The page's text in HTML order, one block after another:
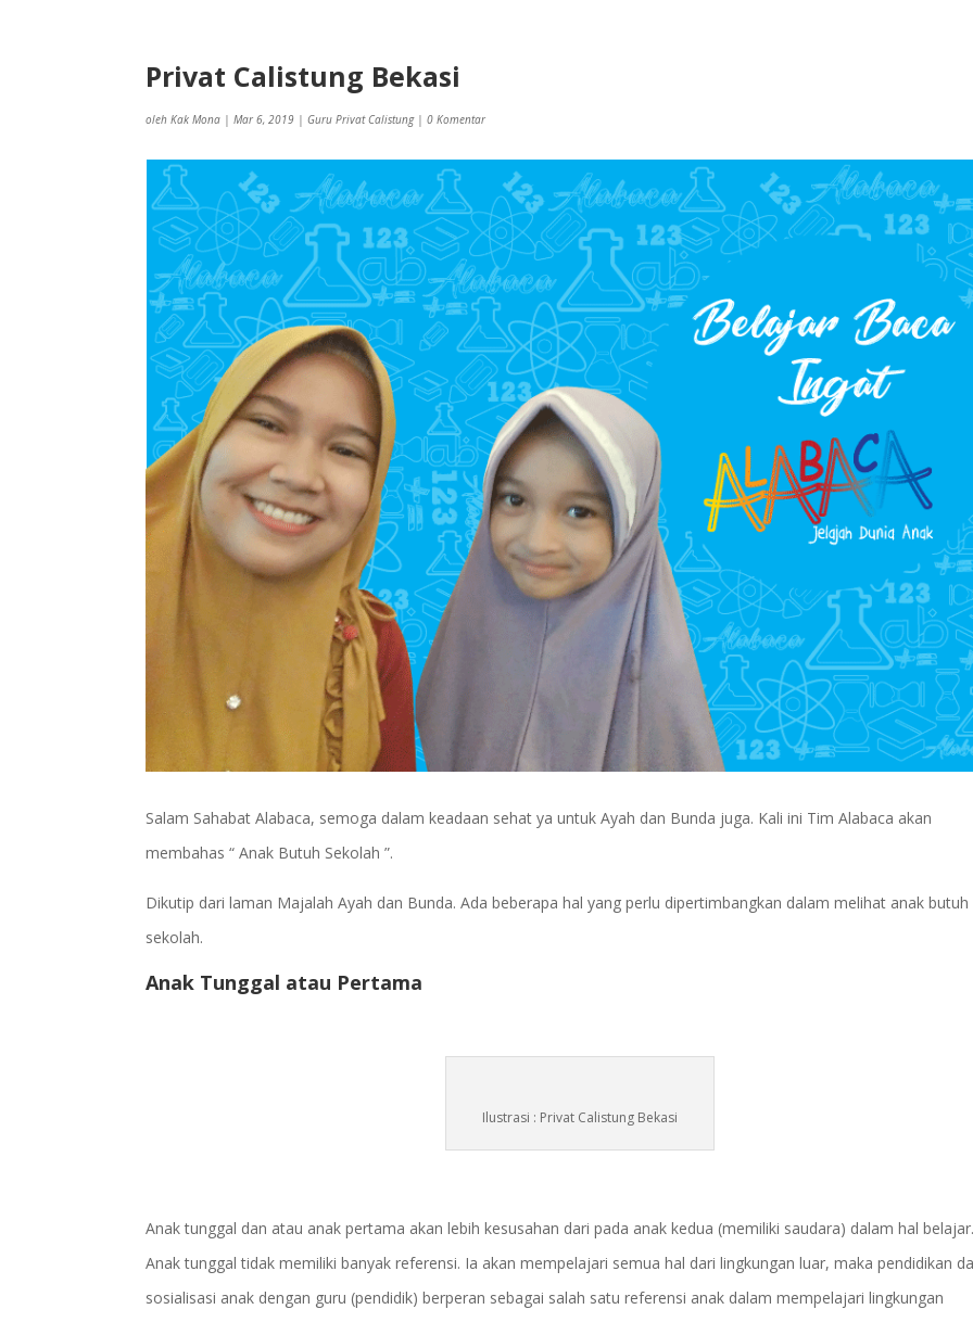
Privat Calistung Bekasi
olehKak Mona |Mar 6, 2019 |Guru Privat Calistung|0 Komentar
Salam Sahabat Alabaca, semoga dalam keadaan sehat ya untuk Ayah dan Bunda juga. Kali ini Tim Alabaca akan
membahas “ Anak Butuh Sekolah ”.
Dikutip dari laman Majalah Ayah dan Bunda. Ada beberapa hal yang perlu dipertimbangkan dalam melihat anak butuh
sekolah.
Anak Tunggal atau Pertama
Ilustrasi : Privat Calistung Bekasi
Anak tunggal dan atau anak pertama akan lebih kesusahan dari pada anak kedua (memiliki saudara) dalam hal
Anak tunggal tidak memiliki banyak referensi. Ia akan mempelajari semua hal dari lingkungan luar, maka pendidikan
sosialisasi anak dengan guru (pendidik) berperan sebagai salah satu referensi anak dalam mempelajari lingkungan